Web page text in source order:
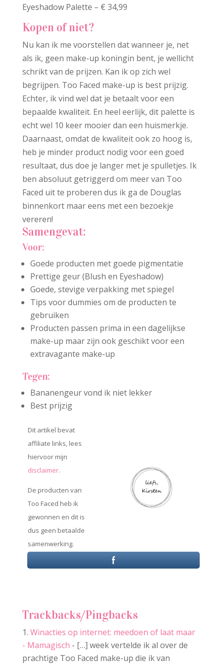
Eyeshadow Palette – € 34,99
Kopen of niet?
Nu kan ik me voorstellen dat wanneer je, net
als ik, geen make-up koningin bent, je wellicht
schrikt van de prijzen. Kan ik op zich wel
begrijpen. Too Faced make-up is best prijzig.
Echter, ik vind wel dat je betaalt voor een
bepaalde kwaliteit. En heel eerlijk, dit palette is
echt wel 10 keer mooier dan een huismerkje.
Daarnaast, omdat de kwaliteit ook zo hoog is,
heb je minder product nodig voor een goed
resultaat, dus doe je langer met je spulletjes. Ik
ben absoluut getriggerd om meer van Too
Faced uit te proberen dus ik ga de Douglas
binnenkort maar eens met een bezoekje
vereren!
Samengevat:
Voor:
Goede producten met goede pigmentatie
Prettige geur (Blush en Eyeshadow)
Goede, stevige verpakking met spiegel
Tips voor dummies om de producten te
gebruiken
Producten passen prima in een dagelijkse
make-up maar zijn ook geschikt voor een
extravagante make-up
Tegen:
Bananengeur vond ik niet lekker
Best prijzig
Dit artikel bevat
affiliate links, lees
hiervoor mijn
disclaimer.
De producten van
Too Faced heb ik
gewonnen en dit is
dus geen betaalde
samenwerking.
Trackbacks/Pingbacks
Winacties op internet: meedoen of laat maar
- Mamagisch - […] week vertelde ik al over de
prachtige Too Faced make-up die ik van